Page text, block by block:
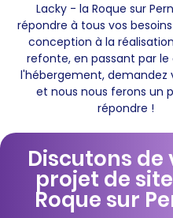
Lacky - la Roque sur
répondre à tous vos
conception à la
refonte, en passant par le
l'hébergement, demandez
et nous nous ferons un
répondre !
Discutons de
projet de
Roque sur